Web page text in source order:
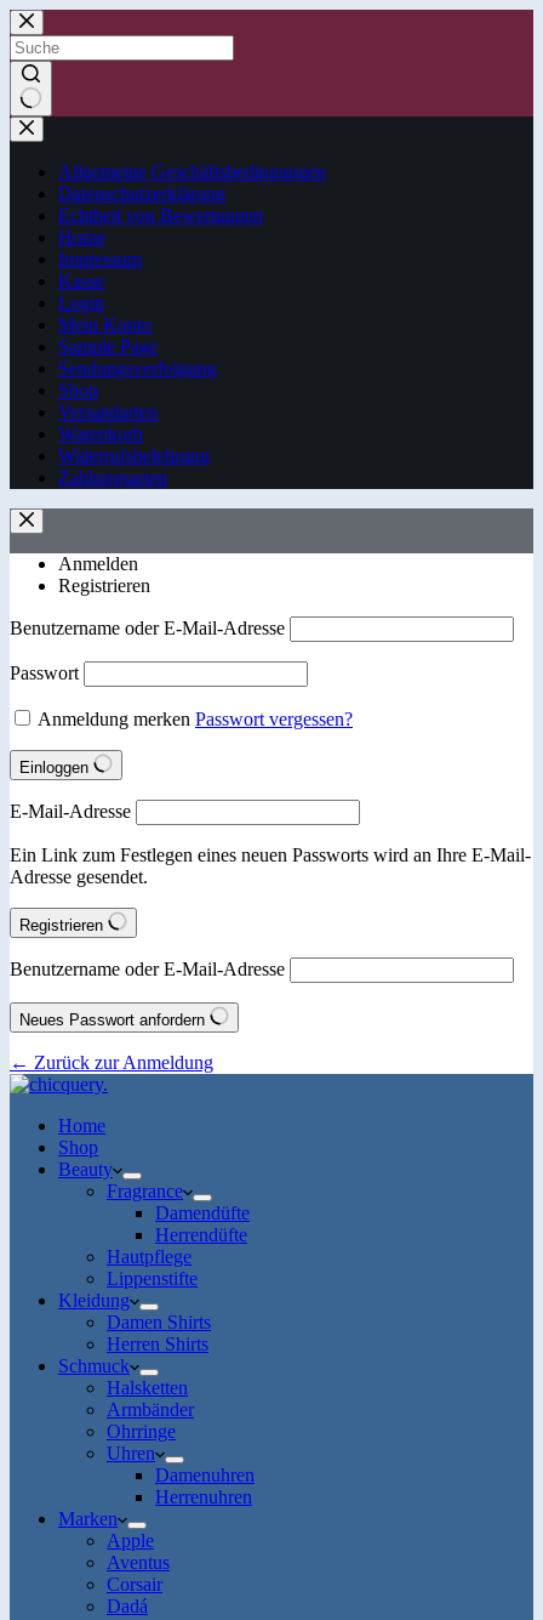
Zum
Inhalt
springen
Keine
Ergebnisse
Allgemeine Geschäftsbedingungen
Datenschutzerklärung
Echtheit von Bewertungen
Home
Impressum
Kasse
Login
Mein Konto
Sample Page
Sendungsverfolgung
Shop
Versandarten
Warenkorb
Widerrufsbelehrung
Zahlungsarten
Anmelden
Registrieren
Benutzername oder E-Mail-Adresse
Passwort
Anmeldung merken Passwort vergessen?
Einloggen
E-Mail-Adresse
Ein Link zum Festlegen eines neuen Passworts wird an Ihre E-Mail-
Adresse gesendet.
Registrieren
Benutzername oder E-Mail-Adresse
Neues Passwort anfordern
← Zurück zur Anmeldung
Home
Shop
Beauty
Fragrance
Damendüfte
Herrendüfte
Hautpflege
Lippenstifte
Kleidung
Damen Shirts
Herren Shirts
Schmuck
Halsketten
Armbänder
Ohrringe
Uhren
Damenuhren
Herrenuhren
Marken
Apple
Aventus
Corsair
Dadá